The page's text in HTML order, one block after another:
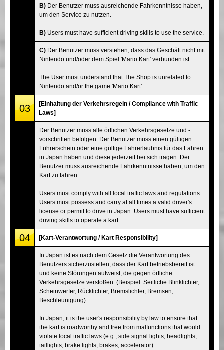
B) Der Benutzer muss ausreichende Fahrkenntnisse haben,
um den Service zu nutzen.
B) Users must have sufficient driving skills to use the service.
C) Der Benutzer muss verstehen, dass das Geschäft nicht mit
Nintendo und/oder dem Spiel 'Mario Kart' verbunden ist.
The User must understand that The Shop is unrelated to
Nintendo and/or the game 'Mario Kart'.
03
[Einhaltung der Verkehrsregeln / Compliance with Traffic
Laws]
Der Benutzer muss alle örtlichen Verkehrsgesetze und -
vorschriften befolgen. Der Benutzer muss einen gültigen
Führerschein oder eine gültige Fahrerlaubnis für das Fahren
in Japan haben und diese jederzeit bei sich tragen. Der
Benutzer muss ausreichende Fahrkenntnisse haben, um den
Kart zu fahren.
Users must comply with all local traffic laws and regulations.
Users must possess and carry at all times a valid driver's
license or permit to drive in Japan. Users must have sufficient
driving skills to operate a kart.
04 [Kart-Verantwortung / Kart Responsibility]
In Japan ist es nach dem Gesetz die Verantwortung des
Benutzers sicherzustellen, dass der Kart betriebsbereit ist
und keine Störungen aufweist, die gegen örtliche
Verkehrsgesetze verstoßen. (Beispiel: Seitliche Blinklichter,
Scheinwerfer, Rücklichter, Bremslichter, Bremsen,
Beschleunigung)
In Japan, it is the user's responsibility by law to ensure that
the kart is roadworthy and free from malfunctions that would
violate local traffic laws (e.g., side signal lights, headlights,
taillights, brake lights, brakes, accelerator).